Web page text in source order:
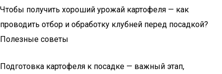
Чтобы получить хороший урожай картофеля — как
проводить отбор и обработку клубней перед посадкой?
Полезные советы
Подготовка картофеля к посадке — важный этап,